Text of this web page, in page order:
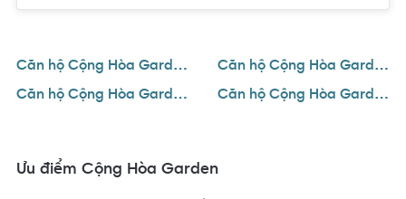
Căn hộ Cộng Hòa Garden
Căn hộ Cộng Hòa Garden 1 phòng ngủ
Căn hộ Cộng Hòa Garden 2 phòng ngủ
Căn hộ Cộng Hòa Garden 3 phòng ngủ
Ưu điểm Cộng Hòa Garden